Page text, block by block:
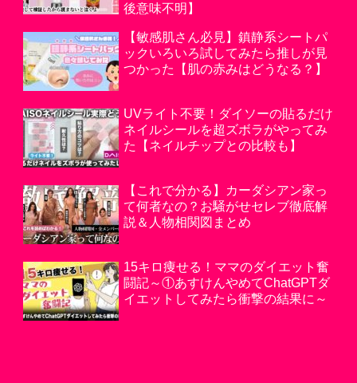
後意味不明】
【敏感肌さん必見】鎮静系シートパ
ックいろいろ試してみたら推しが見
つかった【肌の赤みはどうなる？】
UVライト不要！ダイソーの貼るだけ
ネイルシールを超ズボラがやってみ
た【ネイルチップとの比較も】
【これで分かる】カーダシアン家っ
て何者なの？お騒がせセレブ徹底解
説＆人物相関図まとめ
15キロ痩せる！ママのダイエット奮
闘記～①あすけんやめてChatGPTダ
イエットしてみたら衝撃の結果に～